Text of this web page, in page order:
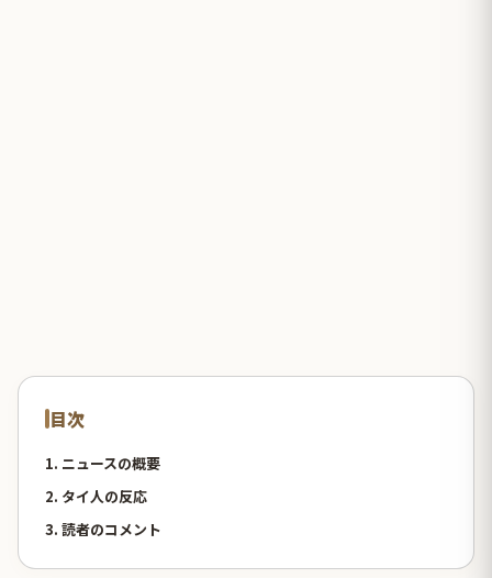
目次
1. ニュースの概要
2. タイ人の反応
3. 読者のコメント